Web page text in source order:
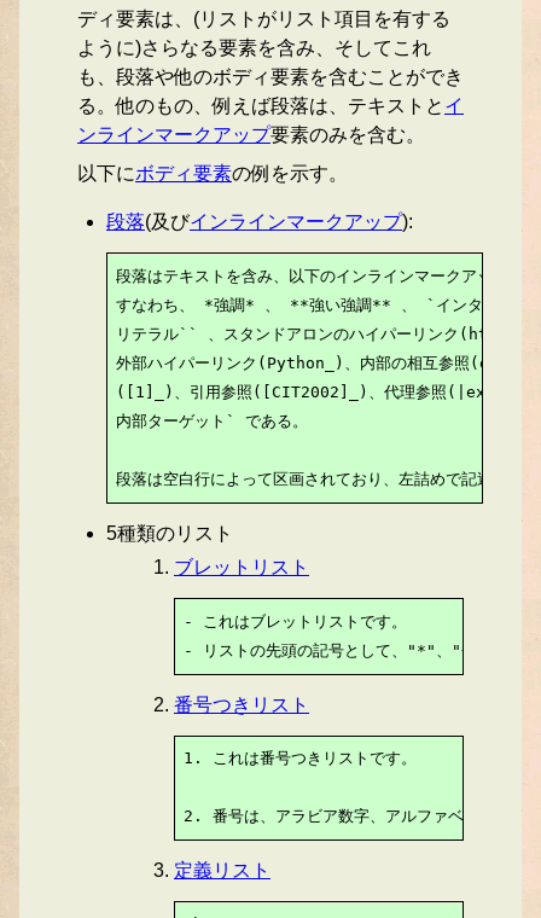
ディ要素は、(リストがリスト項目を有する
ように)さらなる要素を含み、そしてこれ
も、段落や他のボディ要素を含むことができ
る。他のもの、例えば段落は、テキストと イ
ンラインマークアップ要素のみを含む。
以下にボディ要素の例を示す。
段落(及びインラインマークアップ):
段落はテキストを含み、以下のインラインマークアップを
すなわち、 *強調* 、 **強い強調** 、 `インタープリ
リテラル`` 、スタンドアロンのハイパーリンク
外部ハイパーリンク(Python_)、内部の相互参照
([1]_)、引用参照([CIT2002]_)、代理参照
内部ターゲット` である。
段落は空白行によって区画されており、左詰めで記述され
5種類のリスト
ブレットリスト
- これはブレットリストです。
- リストの先頭の記号として、"*"、"+"または
番号つきリスト
1. これは番号つきリストです。
2. 番号は、アラビア数字、アルファベット又は
定義リスト